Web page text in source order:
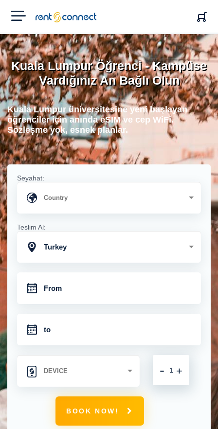
RENT'N
CONNECT
Kuala Lumpur Öğrenci - Kampüse
Vardığınız An Bağlı Olun
Kuala Lumpur üniversitesine yeni başlayan
öğrenciler için anında eSIM ve cep WiFi.
Sözleşme yok, esnek planlar.
Seyahat:
Teslim Al:
Turkey
+
-
BOOK NOW!